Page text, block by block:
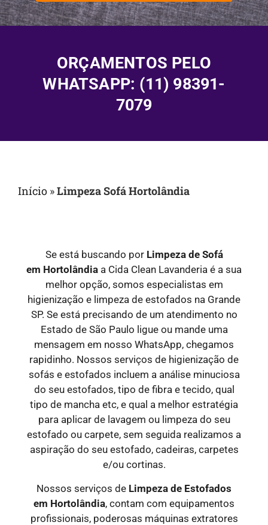
ORÇAMENTOS PELO
WHATSAPP: (11) 98391-
7079
Início »Limpeza Sofá Hortolândia
Se está buscando por Limpeza de Sofá
em Hortolândia a Cida Clean Lavanderia é a sua
melhor opção, somos especialistas em
higienização e limpeza de estofados na Grande
SP. Se está precisando de um atendimento no
Estado de São Paulo ligue ou mande uma
mensagem em nosso WhatsApp, chegamos
rapidinho. Nossos serviços de higienização de
sofás e estofados incluem a análise minuciosa
do seu estofados, tipo de fibra e tecido, qual
tipo de mancha etc, e qual a melhor estratégia
para aplicar de lavagem ou limpeza do seu
estofado ou carpete, sem seguida realizamos a
aspiração do seu estofado, cadeiras, carpetes
e/ou cortinas.
Nossos serviços de Limpeza de Estofados
em Hortolândia, contam com equipamentos
profissionais, poderosas máquinas extratores